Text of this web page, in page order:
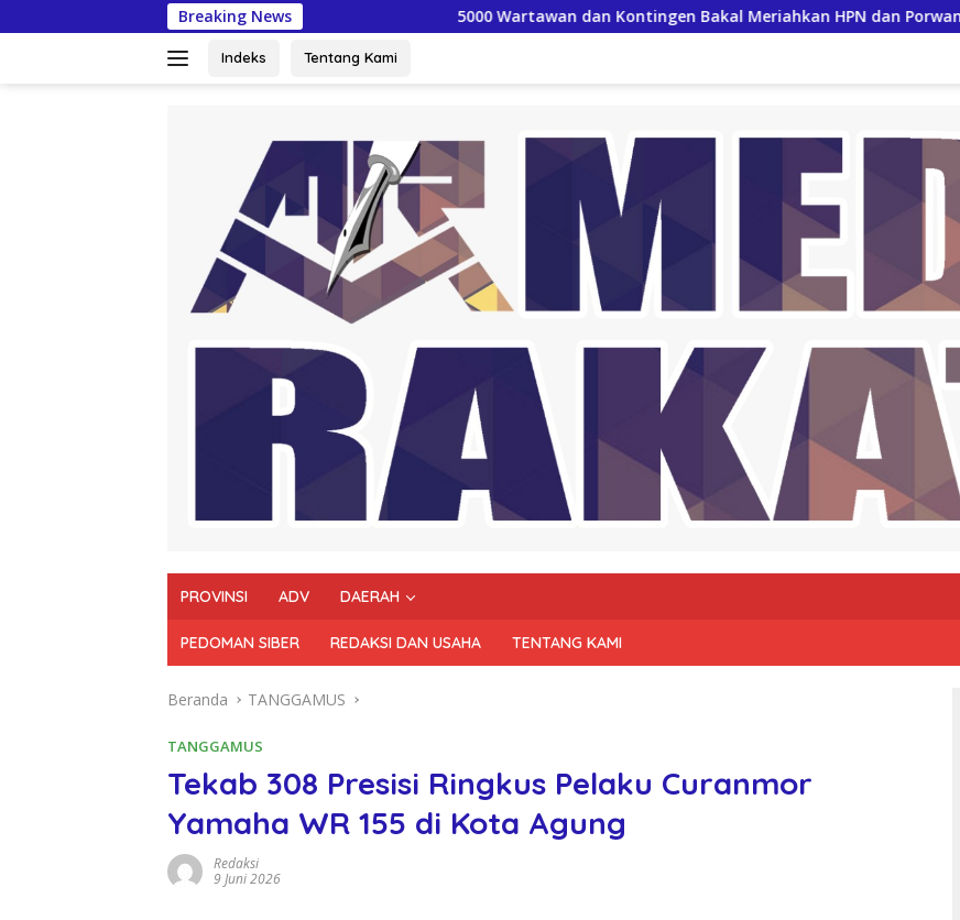
ke
Breaking News 5000 Wartawan dan Kontingen Bakal Meriahkan HPN dan Porwanas Lampung 2026
Indeks Tentang Kami
PROVINSI ADV DAERAH
PEDOMAN SIBER REDAKSI DAN USAHA TENTANG KAMI
Beranda TANGGAMUS
TANGGAMUS
Tekab 308 Presisi Ringkus Pelaku Curanmor
Yamaha WR 155 di Kota Agung
Redaksi
9 Juni 2026